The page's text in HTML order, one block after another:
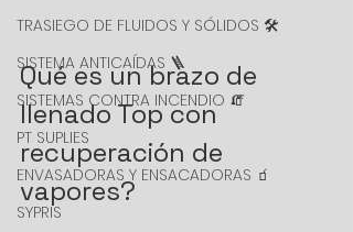
TRASIEGO DE FLUIDOS Y SÓLIDOS 🛠️
SISTEMA ANTICAÍDAS 🪜
SISTEMAS CONTRA INCENDIO 🧯
PT SUPLIES
ENVASADORAS Y ENSACADORAS 🧃
SYPRIS
Qué es un brazo de
llenado Top con
recuperación de
vapores?